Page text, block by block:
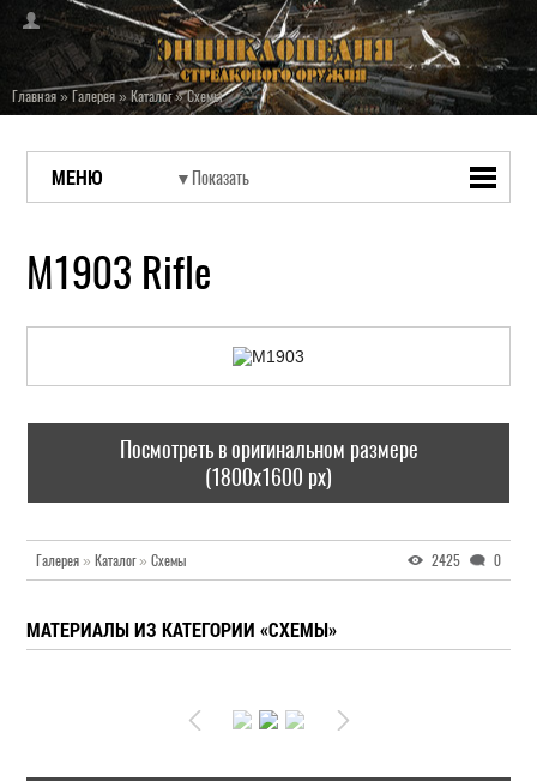
Главная»Галерея»Каталог»Схемы
МЕНЮ
M1903 Rifle
Посмотреть в оригинальном размере
(1800x1600 px)
Галерея » Каталог» Схемы 2425 0
МАТЕРИАЛЫ ИЗ КАТЕГОРИИ «СХЕМЫ»